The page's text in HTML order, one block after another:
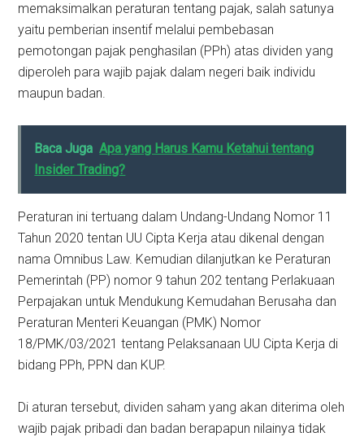
memaksimalkan peraturan tentang pajak, salah satunya
yaitu pemberian insentif melalui pembebasan
pemotongan pajak penghasilan (PPh) atas dividen yang
diperoleh para wajib pajak dalam negeri baik individu
maupun badan.
Baca Juga Apa yang Harus Kamu Ketahui tentang
Insider Trading?
Peraturan ini tertuang dalam Undang-Undang Nomor 11
Tahun 2020 tentan UU Cipta Kerja atau dikenal dengan
nama Omnibus Law. Kemudian dilanjutkan ke Peraturan
Pemerintah (PP) nomor 9 tahun 202 tentang Perlakuaan
Perpajakan untuk Mendukung Kemudahan Berusaha dan
Peraturan Menteri Keuangan (PMK) Nomor
18/PMK/03/2021 tentang Pelaksanaan UU Cipta Kerja di
bidang PPh, PPN dan KUP.
Di aturan tersebut, dividen saham yang akan diterima oleh
wajib pajak pribadi dan badan berapapun nilainya tidak